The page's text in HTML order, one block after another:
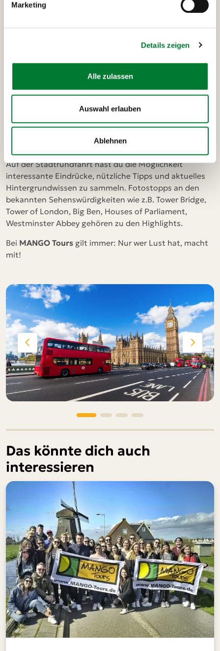
Marketing
Details zeigen
Alle zulassen
Auswahl erlauben
Ablehnen
deiner HarryPotter-Reise
Stadtrundfahrt London 25 €
Um erste Eindrücke von London selbst zu bekommen,
bietet Dir MANGO Tours eine große Panorama-
Rundfahrt durch das historische und moderne London.
Auf der Stadtrundfahrt hast du die Möglichkeit
interessante Eindrücke, nützliche Tipps und aktuelles
Hintergrundwissen zu sammeln. Fotostopps an den
bekannten Sehenswürdigkeiten wie z.B. Tower Bridge,
Tower of London, Big Ben, Houses of Parliament,
Westminster Abbey gehören zu den Highlights.
Bei MANGO Tours gilt immer: Nur wer Lust hat, macht
mit!
Das könnte dich auch
interessieren